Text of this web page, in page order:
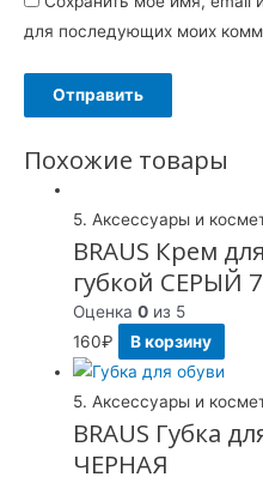
для последующих моих
Похожие товары
5. Аксессуары и
BRAUS Крем
губкой СЕРЫЙ
Оценка0 из 5
160₽ В корзину
5. Аксессуары и
BRAUS Губка
ЧЕРНАЯ